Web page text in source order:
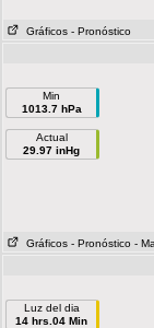
Gráficos - Pronóstico
Min
1013.7 hPa
Actual
29.97 inHg
Gráficos - Pronóstico -
Luz del dia
14 hrs.04 Min